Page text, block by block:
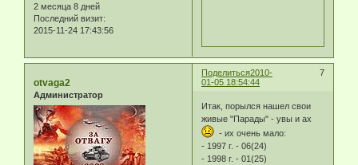
2 месяца 8 дней
Последний визит:
2015-11-24 17:43:56
Поделиться 7
2010-
01-05 18:54:44
otvaga2
Администратор
Итак, порылся нашел свои
живые "Парады" - увы и ах
- их очень мало:
- 1997 г. - 06(24)
- 1998 г. - 01(25)